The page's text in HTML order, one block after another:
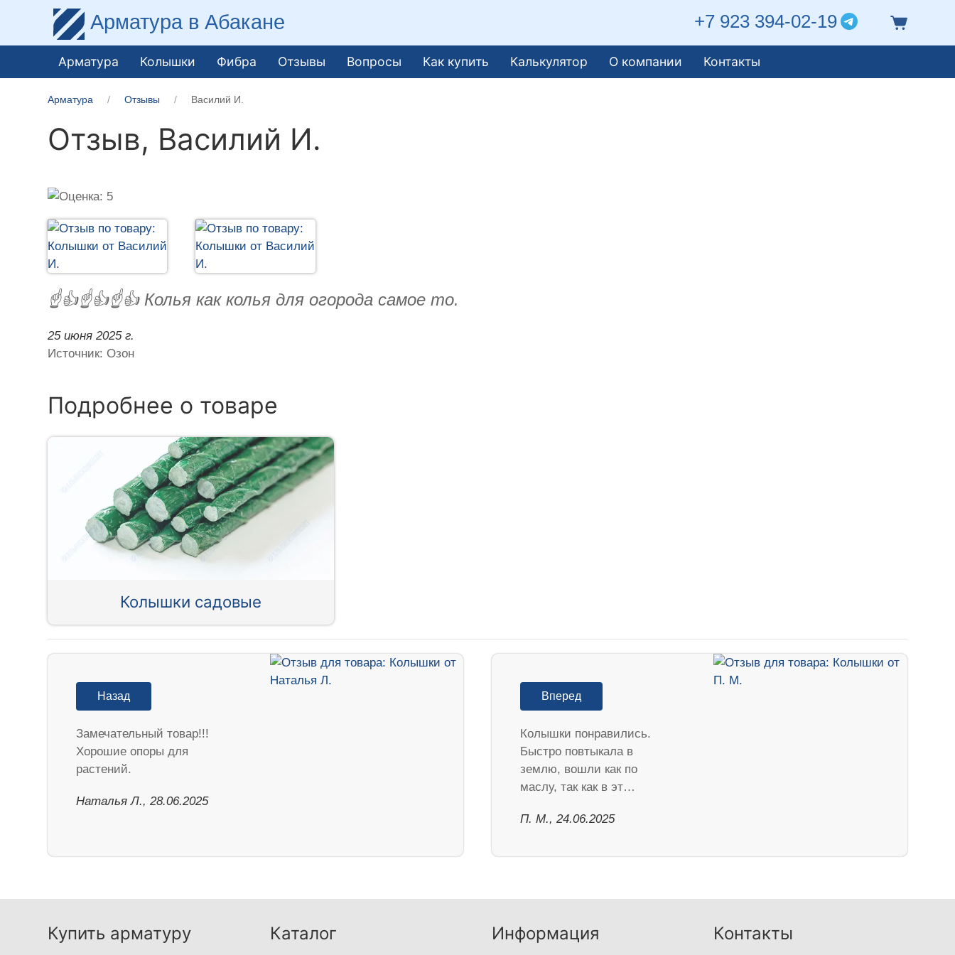
Арматура в Абакане +7 923 394-02-19
Арматура Колышки Фибра Отзывы Вопросы Как купить Калькулятор О компании Контакты
Арматура Отзывы Василий И.
Отзыв, Василий И.
☝️👍☝️👍☝️👍 Колья как колья для огорода самое то.
25 июня 2025 г.
Источник: Озон
Подробнее о товаре
Колышки садовые
Назад
Замечательный товар!!!
Хорошие опоры для
растений.
Наталья Л., 28.06.2025
Вперед
Колышки понравились.
Быстро повтыкала в
землю, вошли как по
маслу, так как в эт…
П. М., 24.06.2025
Купить арматуру Каталог Информация Контакты